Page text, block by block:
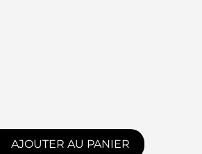
AJOUTER AU PANIER